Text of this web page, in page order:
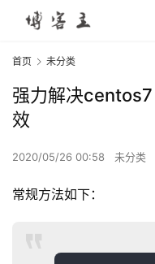
首页 未分类
强力解决
效
2020/05/26 00:58 未分类
常规方法如下：